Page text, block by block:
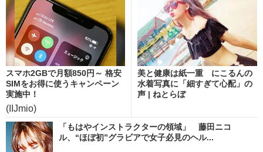
スマホ2GBで月額850円～ 格安
SIMをお得に使うキャンペーン
実施中！
(IIJmio)
美と健康は紙一重 にこるんの
水着写真に「細すぎて心配」の
声 | ねとらぼ
「もはやインストラクターの領域」 藤田ニコ
ル、“ほぼ初”グラビアで女子必見のヘル...